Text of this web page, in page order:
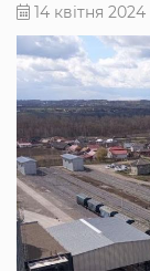
14 квітня 2024